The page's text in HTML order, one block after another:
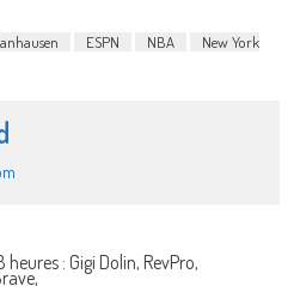
ESPN NBA
New York
: Gigi Dolin, RevPro,